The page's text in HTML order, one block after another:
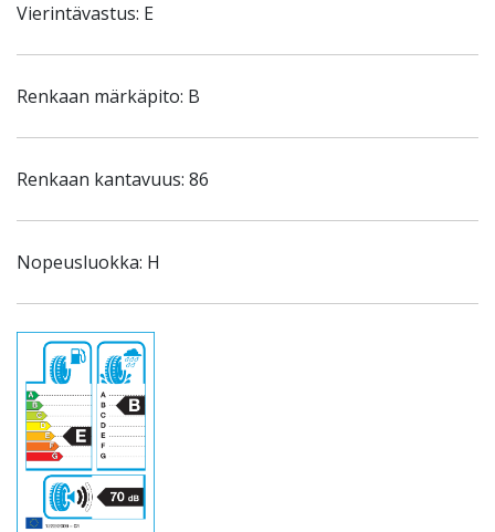
Vierintävastus: E
Renkaan märkäpito: B
Renkaan kantavuus: 86
Nopeusluokka: H